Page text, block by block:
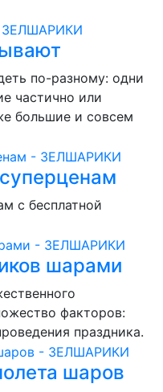
по-разному: одни
частично или
большие и совсем
с бесплатной
шарами
факторов:
праздника.
шаров